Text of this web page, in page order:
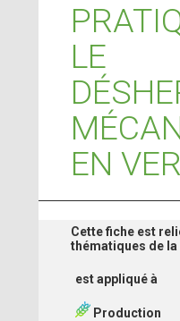
LE
EN
Cette fiche est
thématiques de
est appliqué à
Production